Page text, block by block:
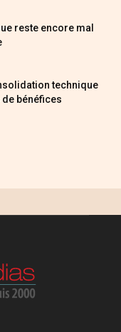
reste encore mal
technique
bénéfices